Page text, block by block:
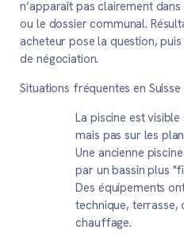
n’apparaît pas clairement
ou le dossier communal.
acheteur pose la question,
de négociation.
Situations fréquentes en
La piscine est
mais pas sur les
Une ancienne
par un bassin plus
Des équipements
technique,
chauffage.